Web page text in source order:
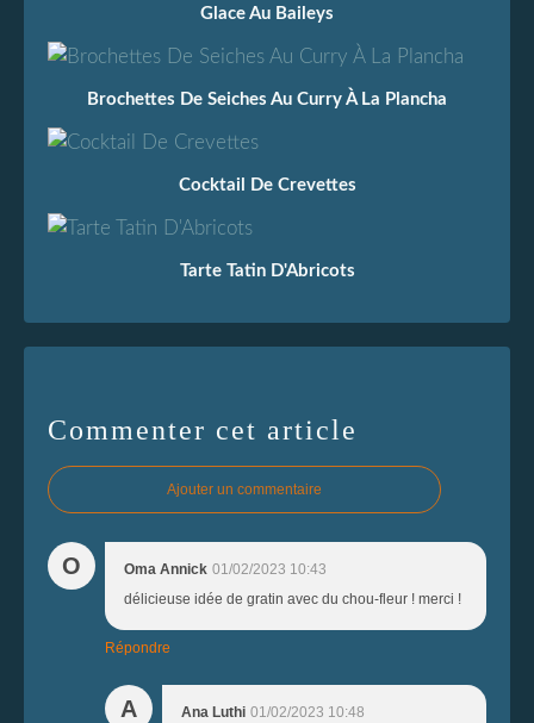
Glace Au Baileys
Brochettes De Seiches Au Curry À La Plancha
Cocktail De Crevettes
Tarte Tatin D'Abricots
Commenter cet article
Ajouter un commentaire
O Oma Annick 01/02/2023 10:43
délicieuse idée de gratin avec du chou-fleur ! merci !
Répondre
A Ana Luthi 01/02/2023 10:48